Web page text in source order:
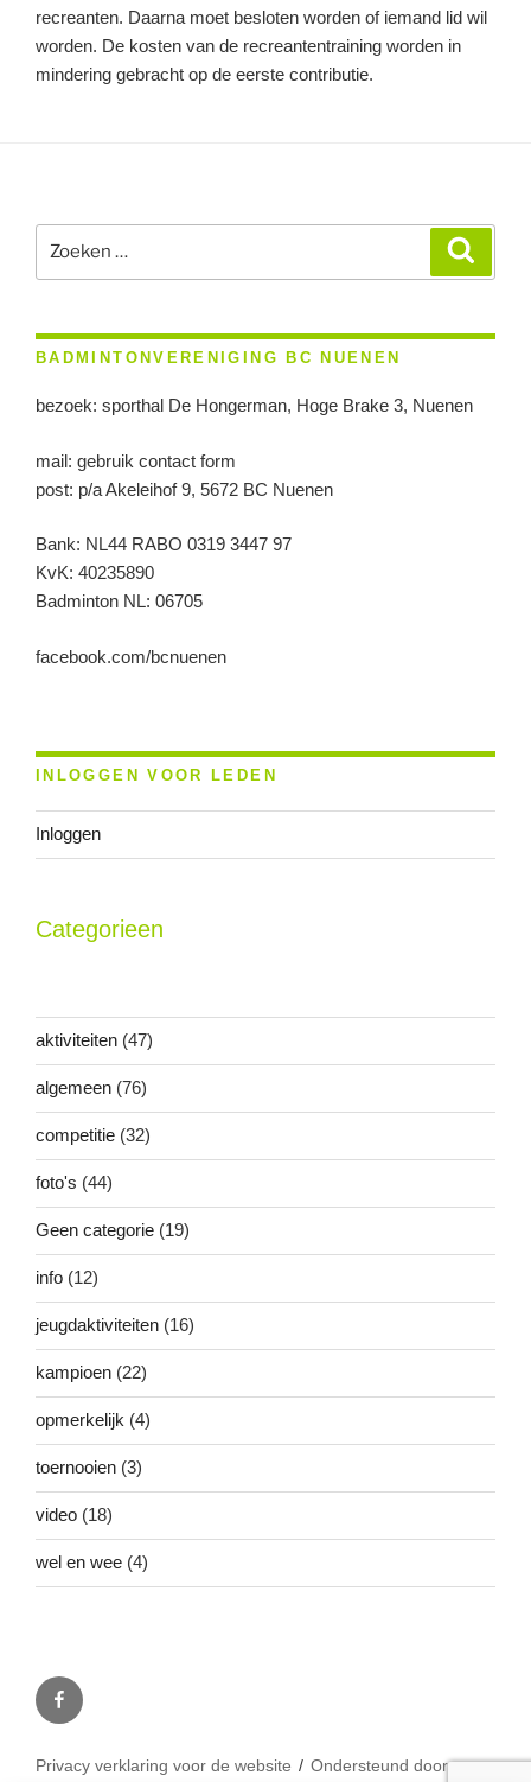
recreanten. Daarna moet besloten worden of iemand lid wil
worden. De kosten van de recreantentraining worden in
mindering gebracht op de eerste contributie.
naar:
BADMINTONVERENIGING BC NUENEN
bezoek: sporthal De Hongerman, Hoge Brake 3, Nuenen
mail: gebruik contact form
post: p/a Akeleihof 9, 5672 BC Nuenen
Bank: NL44 RABO 0319 3447 97
KvK: 40235890
Badminton NL: 06705
facebook.com/bcnuenen
INLOGGEN VOOR LEDEN
Inloggen
Categorieen
aktiviteiten (47)
algemeen (76)
competitie (32)
foto's (44)
Geen categorie (19)
info (12)
jeugdaktiviteiten (16)
kampioen (22)
opmerkelijk (4)
toernooien (3)
video (18)
wel en wee (4)
Facebook
Privacy verklaring voor de website Ondersteund door